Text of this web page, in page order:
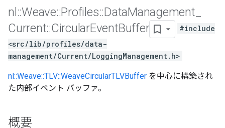
nl ::Weave::Profiles::DataManagement
Current::CircularEventBuffer
#include
<src/lib/profiles/data-
management/Current/LoggingManagement.h>
nl::Weave::TLV::WeaveCircularTLVBuffer を中心に構築され
た内部イベント バッファ。
概要